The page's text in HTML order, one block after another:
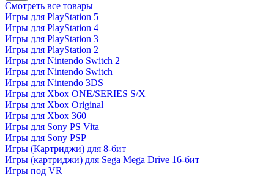
Смотреть все товары
Игры для PlayStation 5
Игры для PlayStation 4
Игры для PlayStation 3
Игры для PlayStation 2
Игры для Nintendo Switch 2
Игры для Nintendo Switch
Игры для Nintendo 3DS
Игры для Xbox ONE/SERIES S/X
Игры для Xbox Original
Игры для Xbox 360
Игры для Sony PS Vita
Игры для Sony PSP
Игры (Картриджи) для 8-бит
Игры (картриджи) для Sega Mega Drive 16-бит
Игры под VR